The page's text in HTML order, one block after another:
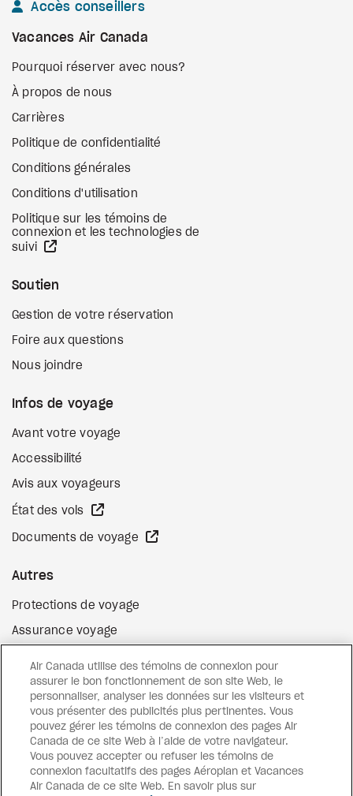
Accès conseillers
Vacances Air Canada
Pourquoi réserver avec nous?
À propos de nous
Carrières
Politique de confidentialité
Conditions générales
Conditions d'utilisation
Politique sur les témoins de
connexion et les technologies de
suivi
Soutien
Gestion de votre réservation
Foire aux questions
Nous joindre
Infos de voyage
Avant votre voyage
Accessibilité
Avis aux voyageurs
État des vols
Documents de voyage
Autres
Protections de voyage
Assurance voyage
Surclassement de vol
Cartes-cadeaux Site Web externe
FacebookInstagram
Pinterest
©2026Vacances Air Canada
Air Canada utilise des témoins de connexion pour
assurer le bon fonctionnement de son site Web, le
personnaliser, analyser les données sur les visiteurs et
vous présenter des publicités plus pertinentes. Vous
pouvez gérer les témoins de connexion des pages Air
Canada de ce site Web à l’aide de votre navigateur.
Vous pouvez accepter ou refuser les témoins de
connexion facultatifs des pages Aéroplan et Vacances
Air Canada de ce site Web. En savoir plus sur